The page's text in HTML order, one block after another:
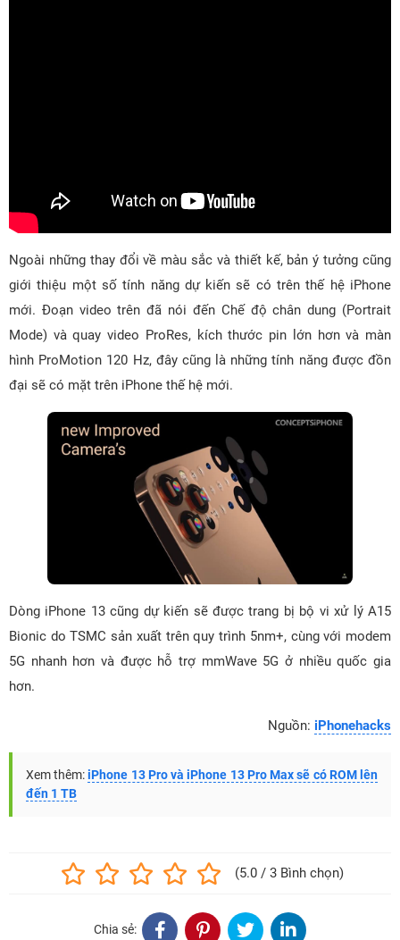
Ngoài những thay đổi về màu sắc và thiết kế, bản ý tưởng cũng
giới thiệu một số tính năng dự kiến ​​sẽ có trên thế hệ iPhone
mới. Đoạn video trên đã nói đến Chế độ chân dung (Portrait
Mode) và quay video ProRes, kích thước pin lớn hơn và màn
hình ProMotion 120 Hz, đây cũng là những tính năng được đồn
đại sẽ có mặt trên iPhone thế hệ mới.
Dòng iPhone 13 cũng dự kiến ​​sẽ được trang bị bộ vi xử lý A15
Bionic do TSMC sản xuất trên quy trình 5nm+, cùng với modem
5G nhanh hơn và được hỗ trợ mmWave 5G ở nhiều quốc gia
hơn.
Nguồn: iPhonehacks
Xem thêm:iPhone 13 Pro và iPhone 13 Pro Max sẽ có ROM lên
đến 1 TB
(5.0 / 3 Bình chọn)
Chia sẻ: